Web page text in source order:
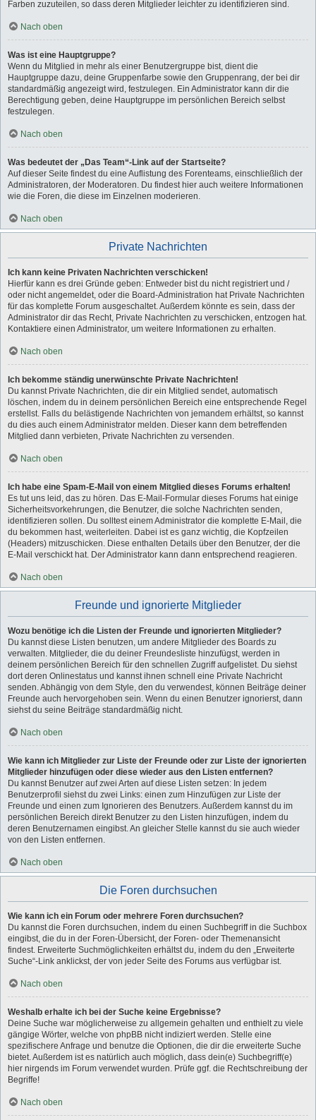
Farben zuzuteilen, so dass deren Mitglieder leichter zu identifizieren sind.
Nach oben
Was ist eine Hauptgruppe?
Wenn du Mitglied in mehr als einer Benutzergruppe bist, dient die
Hauptgruppe dazu, deine Gruppenfarbe sowie den Gruppenrang, der bei dir
standardmäßig angezeigt wird, festzulegen. Ein Administrator kann dir die
Berechtigung geben, deine Hauptgruppe im persönlichen Bereich selbst
festzulegen.
Nach oben
Was bedeutet der „Das Team“-Link auf der Startseite?
Auf dieser Seite findest du eine Auflistung des Forenteams, einschließlich der
Administratoren, der Moderatoren. Du findest hier auch weitere Informationen
wie die Foren, die diese im Einzelnen moderieren.
Nach oben
Private Nachrichten
Ich kann keine Privaten Nachrichten verschicken!
Hierfür kann es drei Gründe geben: Entweder bist du nicht registriert und /
oder nicht angemeldet, oder die Board-Administration hat Private Nachrichten
für das komplette Forum ausgeschaltet. Außerdem könnte es sein, dass der
Administrator dir das Recht, Private Nachrichten zu verschicken, entzogen hat.
Kontaktiere einen Administrator, um weitere Informationen zu erhalten.
Nach oben
Ich bekomme ständig unerwünschte Private Nachrichten!
Du kannst Private Nachrichten, die dir ein Mitglied sendet, automatisch
löschen, indem du in deinem persönlichen Bereich eine entsprechende Regel
erstellst. Falls du belästigende Nachrichten von jemandem erhältst, so kannst
du dies auch einem Administrator melden. Dieser kann dem betreffenden
Mitglied dann verbieten, Private Nachrichten zu versenden.
Nach oben
Ich habe eine Spam-E-Mail von einem Mitglied dieses Forums erhalten!
Es tut uns leid, das zu hören. Das E-Mail-Formular dieses Forums hat einige
Sicherheitsvorkehrungen, die Benutzer, die solche Nachrichten senden,
identifizieren sollen. Du solltest einem Administrator die komplette E-Mail, die
du bekommen hast, weiterleiten. Dabei ist es ganz wichtig, die Kopfzeilen
(Headers) mitzuschicken. Diese enthalten Details über den Benutzer, der die
E-Mail verschickt hat. Der Administrator kann dann entsprechend reagieren.
Nach oben
Freunde und ignorierte Mitglieder
Wozu benötige ich die Listen der Freunde und ignorierten Mitglieder?
Du kannst diese Listen benutzen, um andere Mitglieder des Boards zu
verwalten. Mitglieder, die du deiner Freundesliste hinzufügst, werden in
deinem persönlichen Bereich für den schnellen Zugriff aufgelistet. Du siehst
dort deren Onlinestatus und kannst ihnen schnell eine Private Nachricht
senden. Abhängig von dem Style, den du verwendest, können Beiträge deiner
Freunde auch hervorgehoben sein. Wenn du einen Benutzer ignorierst, dann
siehst du seine Beiträge standardmäßig nicht.
Nach oben
Wie kann ich Mitglieder zur Liste der Freunde oder zur Liste der ignorierten
Mitglieder hinzufügen oder diese wieder aus den Listen entfernen?
Du kannst Benutzer auf zwei Arten auf diese Listen setzen: In jedem
Benutzerprofil siehst du zwei Links: einen zum Hinzufügen zur Liste der
Freunde und einen zum Ignorieren des Benutzers. Außerdem kannst du im
persönlichen Bereich direkt Benutzer zu den Listen hinzufügen, indem du
deren Benutzernamen eingibst. An gleicher Stelle kannst du sie auch wieder
von den Listen entfernen.
Nach oben
Die Foren durchsuchen
Wie kann ich ein Forum oder mehrere Foren durchsuchen?
Du kannst die Foren durchsuchen, indem du einen Suchbegriff in die Suchbox
eingibst, die du in der Foren-Übersicht, der Foren- oder Themenansicht
findest. Erweiterte Suchmöglichkeiten erhältst du, indem du den „Erweiterte
Suche“-Link anklickst, der von jeder Seite des Forums aus verfügbar ist.
Nach oben
Weshalb erhalte ich bei der Suche keine Ergebnisse?
Deine Suche war möglicherweise zu allgemein gehalten und enthielt zu viele
gängige Wörter, welche von phpBB nicht indiziert werden. Stelle eine
spezifischere Anfrage und benutze die Optionen, die dir die erweiterte Suche
bietet. Außerdem ist es natürlich auch möglich, dass dein(e) Suchbegriff(e)
hier nirgends im Forum verwendet wurden. Prüfe ggf. die Rechtschreibung der
Begriffe!
Nach oben